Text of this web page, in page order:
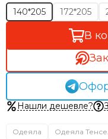
140*205
172*205
В
Нашли дешевле?
Одеяла Одеяла